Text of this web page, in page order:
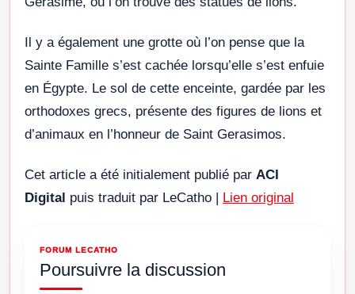
Il y a également une grotte où l’on pense que la
Sainte Famille s’est cachée lorsqu’elle s’est enfuie
en Égypte. Le sol de cette enceinte, gardée par les
orthodoxes grecs, présente des figures de lions et
d’animaux en l’honneur de Saint Gerasimos.
Cet article a été initialement publié par ACI
Digital puis traduit par LeCatho | Lien original
FORUM LECATHO
Poursuivre la discussion